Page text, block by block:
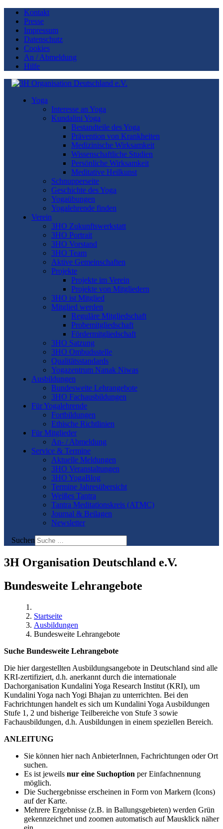
Kontakt
Presse
Impressum
Datenschutz
Cookies
An / Abmeldung
Hilfe
Yoga
Interesse an Yoga
Kundalini Yoga
Bestandteile des Yoga
Prävention von Krankheiten
Medizinische Wirksamkeit
Wissenschaftliche Studien
Persönliche Wirksamkeit
Meditative Heilkunst
Schnupperseite
Geschichte des Yoga
Yogaübungen
Yogalehrende finden
Verein
3HO Zukunftswerkstatt
3HO Portrait
3HO Vorstand
3HO Team
Aktive Gemeinschaften
Projekte
Projekte im Verein
Projekte von Mitgliedern
3HO ist Mitglied
Mitglied werden
Reguläre Mitgliedschaft
Probemitgliedschaft
Fördermitgliedschaft
3HO Satzung
3HO Ombudsstelle
Qualitätsstandards
Yogazentrum Nanak Niwas
Ausbildungen
Bundesweite Lehrangebote
3HO Fachausbildungen
Für Yogalehrende
Fortbildungen
Ethische Richtlinien
Für Mitglieder
An- / Abmeldung
Service & Termine
Aktuelle Meldungen
3HO Veranstaltungen
3HO YogaBlog
Termine Jahresübersicht
Weißes Tantra
Tantra Meditationskreis (ATMC)
Journal & Beilagen
Newsletter
Suchen
3H Organisation Deutschland e.V.
Bundesweite Lehrangebote
Startseite
Ausbildungen
Bundesweite Lehrangebote
Suche Bundesweite Lehrangebote
Die hier dargestellten Ausbildungsangebote in Deutschland sind alle
KRI-zertifiziert, d.h. anerkannt durch die internationale
Dachorganisation Kundalini Yoga Research Institut (KRI), um
Kundalini Yoga nach Yogi Bhajan zu unterrichten. Bei den
Fachrichtungen handelt es sich um Kundalini Yoga Ausbildungen
Stufe 1, 2 und bisherige Teilbereiche von Stufe 3 sowie
Fachausbildungen, d.h. Ausbildungen in einem speziellen Bereich.
ANLEITUNG
Sie können hier nach AnbieterInnen, Fachrichtungen oder Ort
suchen.
Es ist jeweils nur eine Suchoption per Einfachnennung
möglich.
Die Suchergebnisse erscheinen in Form von Markern (Icons)
auf der Karte.
Mehrere Ergebnisse (z.B. in Ballungsgebieten) werden Grün
gekennzeichnet und zoomen automatisch auf Mausklick näher